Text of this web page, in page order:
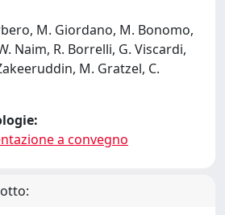
M. Giordano, M. Bonomo,
Naim, R. Borrelli, G. Viscardi,
M. Gratzel, C.
a convegno